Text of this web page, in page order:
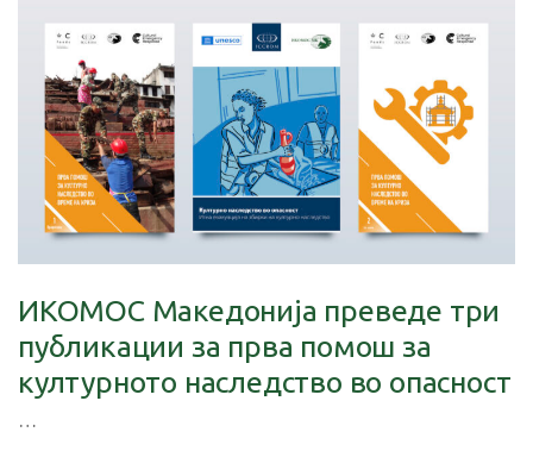
ИКОМОС Македонија преведе три
публикации за прва помош за
културното наследство во опасност
…